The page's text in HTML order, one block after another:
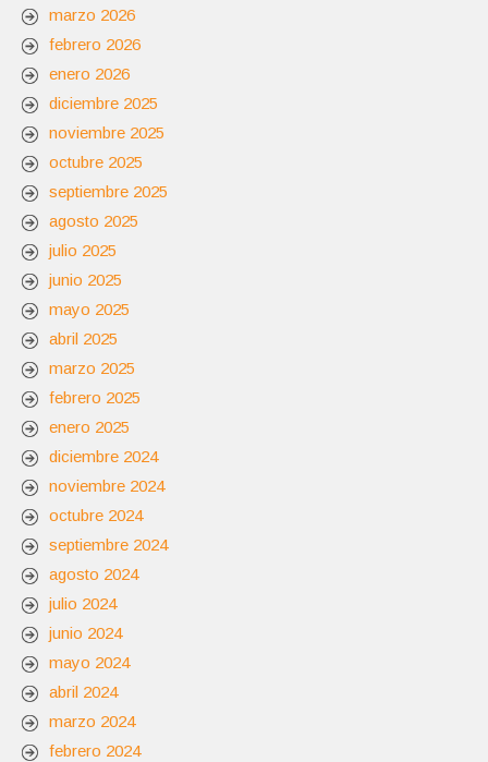
marzo 2026
febrero 2026
enero 2026
diciembre 2025
noviembre 2025
octubre 2025
septiembre 2025
agosto 2025
julio 2025
junio 2025
mayo 2025
abril 2025
marzo 2025
febrero 2025
enero 2025
diciembre 2024
noviembre 2024
octubre 2024
septiembre 2024
agosto 2024
julio 2024
junio 2024
mayo 2024
abril 2024
marzo 2024
febrero 2024